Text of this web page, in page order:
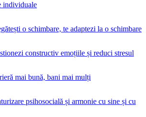
individuale
o schimbare, te adaptezi la o schimbare
constructiv emoțiile și reduci stresul
mai bună, bani mai mulți
psihosocială și armonie cu sine și cu